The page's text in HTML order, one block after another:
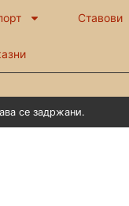
Ставови
се задржани.